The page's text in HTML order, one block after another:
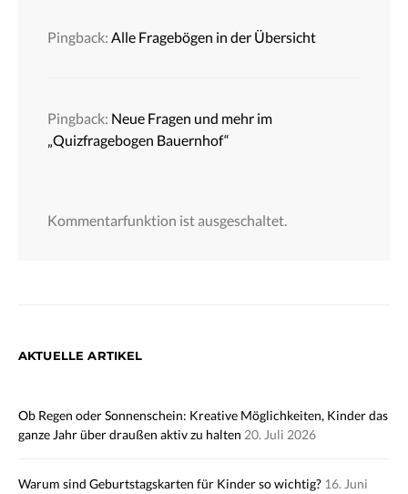
Pingback: Alle Fragebögen in der Übersicht
Pingback: Neue Fragen und mehr im
„Quizfragebogen Bauernhof“
Kommentarfunktion ist ausgeschaltet.
AKTUELLE ARTIKEL
Ob Regen oder Sonnenschein: Kreative Möglichkeiten, Kinder das
ganze Jahr über draußen aktiv zu halten 20. Juli 2026
Warum sind Geburtstagskarten für Kinder so wichtig? 16. Juni